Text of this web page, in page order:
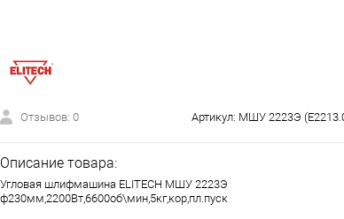
Отзывов: 0 Артикул: МШУ 2223Э
Описание товара:
Угловая шлифмашина ELITECH МШУ 2223Э
ф230мм,2200Вт,6600об\мин,5кг,кор,пл.пуск